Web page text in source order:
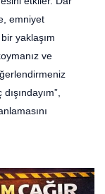
emniyet
yaklaşım
ve